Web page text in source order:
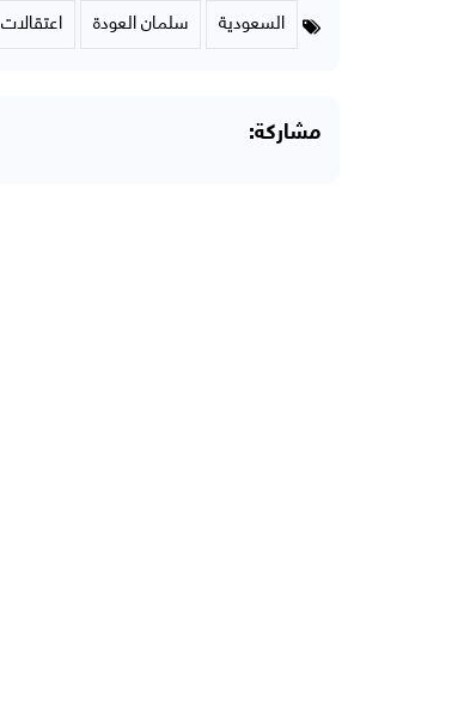
السعودية سلمان العودة اعتقالات
مشاركة: